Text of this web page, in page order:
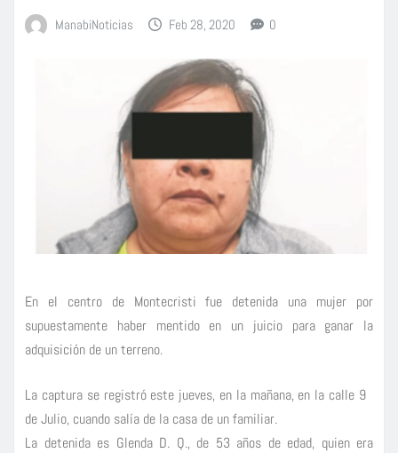
ManabiNoticias Feb 28, 2020 0
En el centro de Montecristi fue detenida una mujer por
supuestamente haber mentido en un juicio para ganar la
adquisición de un terreno.
La captura se registró este jueves, en la mañana, en la calle 9
de Julio, cuando salía de la casa de un familiar.
La detenida es Glenda D. Q., de 53 años de edad, quien era